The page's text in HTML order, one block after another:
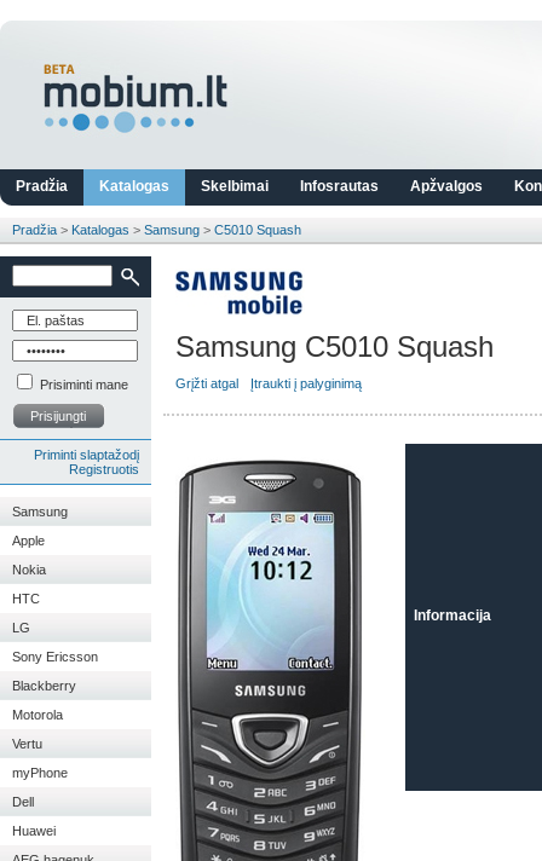
Pradžia Katalogas Skelbimai Infosrautas Apžvalgos
Pradžia > Katalogas > Samsung > C5010 Squash
Prisiminti mane
Prisijungti
Priminti slaptažodį
Registruotis
Samsung
Apple
Nokia
HTC
LG
Sony Ericsson
Blackberry
Motorola
Vertu
myPhone
Dell
Huawei
Samsung C5010 Squash
Grįžti atgal Įtraukti į palyginimą
Informacija